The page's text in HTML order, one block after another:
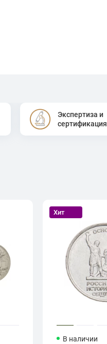
Экспертиза и
сертификация
Хит
В наличии